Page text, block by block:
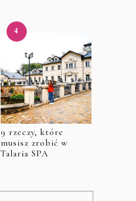
9 rzeczy, które
musisz zrobić w
Talaria SPA